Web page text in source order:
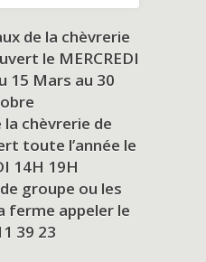
de la chèvrerie
le MERCREDI
15 Mars au 30
la chèvrerie de
toute l’année le
14H 19H
groupe ou les
ferme appeler le
39 23